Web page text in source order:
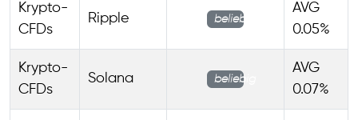
Krypto-
CFDs
Ripple beliebig
AVG
0.05%
Krypto-
CFDs
Solana beliebig
AVG
0.07%